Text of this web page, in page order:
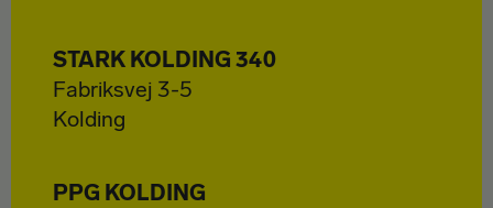
STARK KOLDING 340
Fabriksvej 3-5
Kolding
PPG KOLDING